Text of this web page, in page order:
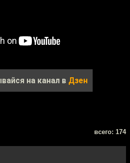
на канал в Дзен
всего: 174